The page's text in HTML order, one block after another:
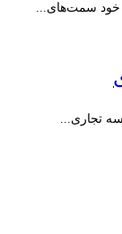
خود سمت‌های...
تجاری...